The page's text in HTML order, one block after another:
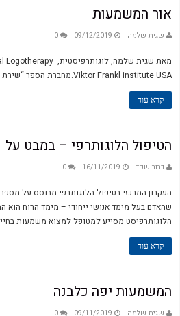
אור המשמעות
שגית שלמה 09/12/2019
0
Viktor Frankl institute USA.מחברת הספר “שירת …
קרא עוד
הטיפול הלוגותרפי – במבט על
דרור שקד 16/11/2019
0
העקרון המרכזי בטיפול הלוגותרפי מבוסס על
שהאדם בעל מימד אנושי ייחודי – מימד הרוח הוא
הלוגותרפיסט מסייע למטופל למצוא משמעות
קרא עוד
המשמעות יפה כלבנה
שגית שלמה 09/11/2019
0